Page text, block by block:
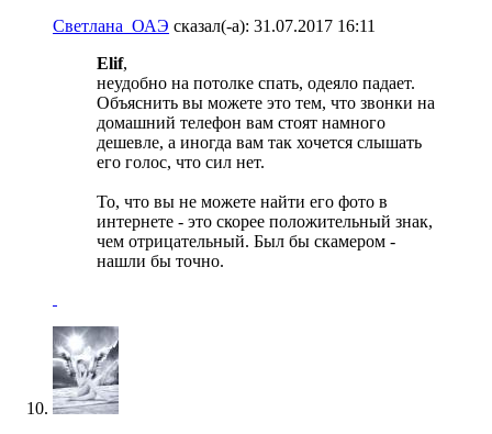
Светлана_ОАЭ сказал(-а): 31.07.2017 16:11
Elif,
неудобно на потолке спать, одеяло падает.
Объяснить вы можете это тем, что звонки на
домашний телефон вам стоят намного
дешевле, а иногда вам так хочется слышать
его голос, что сил нет.
То, что вы не можете найти его фото в
интернете - это скорее положительный знак,
чем отрицательный. Был бы скамером -
нашли бы точно.